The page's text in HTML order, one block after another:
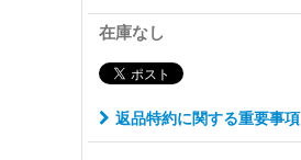
在庫なし
返品特約に関する重要事項